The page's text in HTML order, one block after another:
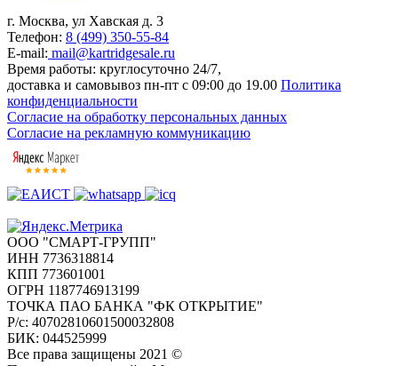
г. Москва, ул Хавская д. 3
Телефон: 8 (499) 350-55-84
E-mail: mail@kartridgesale.ru
Время работы: круглосуточно 24/7,
доставка и самовывоз пн-пт с 09:00 до 19.00 Политика
конфиденциальности
Согласие на обработку персональных данных
Согласие на рекламную коммуникацию
ООО "СМАРТ-ГРУПП"
ИНН 7736318814
КПП 773601001
ОГРН 1187746913199
ТОЧКА ПАО БАНКА "ФК ОТКРЫТИЕ"
Р/с: 40702810601500032808
БИК: 044525999
Все права защищены 2021 ©